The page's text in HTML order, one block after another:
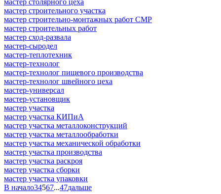
мастер строительного участка
мастер строительно-монтажных работ СМР
мастер строительных работ
мастер сход-развала
мастер-сыродел
мастер-теплотехник
мастер-технолог
мастер-технолог пищевого производства
мастер-технолог швейного цеха
мастер-универсал
мастер-установщик
мастер участка
мастер участка КИПиА
мастер участка металлоконструкций
мастер участка металлообработки
мастер участка механической обработки
мастер участка производства
мастер участка раскроя
мастер участка сборки
мастер участка упаковки
В начало34567...47дальше